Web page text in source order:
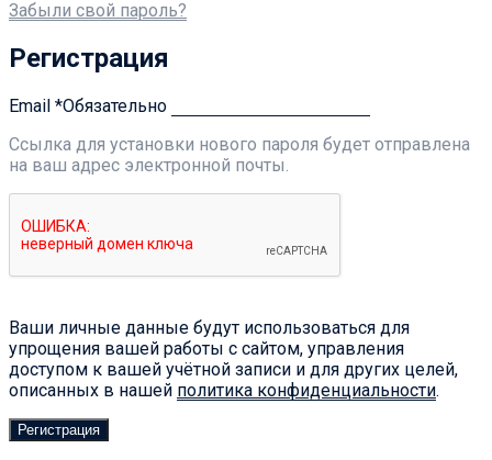
Забыли свой пароль?
Регистрация
Email *Обязательно
Ссылка для установки нового пароля будет отправлена ​​
на ваш адрес электронной почты.
Ваши личные данные будут использоваться для
упрощения вашей работы с сайтом, управления
доступом к вашей учётной записи и для других целей,
описанных в нашей политика конфиденциальности.
Регистрация